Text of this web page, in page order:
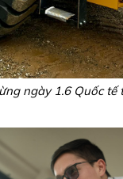
ngày 1.6 Quốc tế